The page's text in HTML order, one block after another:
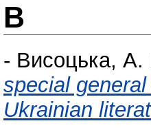
В
- Висоцька,
special
Ukrainian